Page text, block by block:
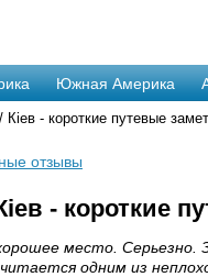
Южная Америка
/ Кiев - короткие путевые
отзывы
- короткие
место. Серьезно.
одним из